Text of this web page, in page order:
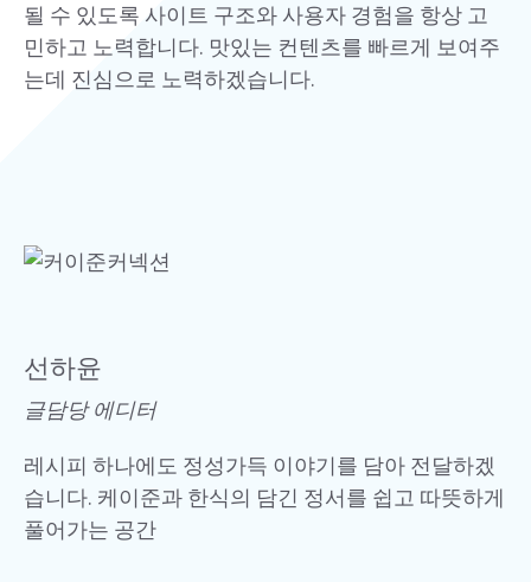
될 수 있도록 사이트 구조와 사용자 경험을 항상 고
민하고 노력합니다. 맛있는 컨텐츠를 빠르게 보여주
는데 진심으로 노력하겠습니다.
선하윤
글담당 에디터
레시피 하나에도 정성가득 이야기를 담아 전달하겠
습니다. 케이준과 한식의 담긴 정서를 쉽고 따뜻하게
풀어가는 공간